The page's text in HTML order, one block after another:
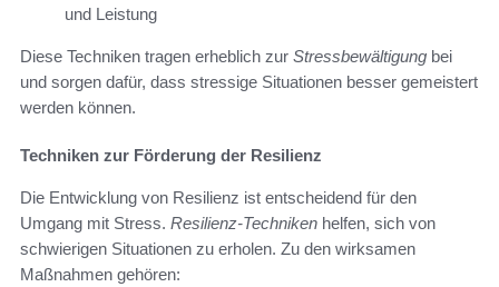
und Leistung
Diese Techniken tragen erheblich zur Stressbewältigung bei
und sorgen dafür, dass stressige Situationen besser gemeistert
werden können.
Techniken zur Förderung der Resilienz
Die Entwicklung von Resilienz ist entscheidend für den
Umgang mit Stress. Resilienz-Techniken helfen, sich von
schwierigen Situationen zu erholen. Zu den wirksamen
Maßnahmen gehören: